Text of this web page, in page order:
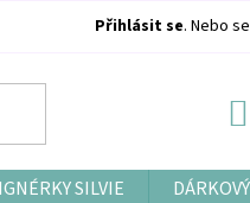
Přihlásit se. Nebo
SILVIE